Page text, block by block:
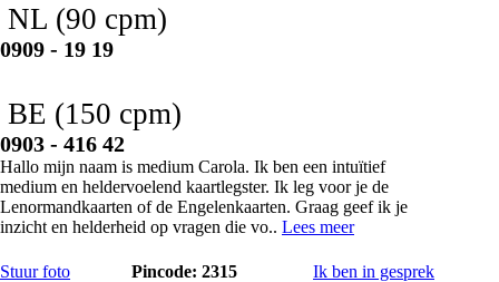
NL (90 cpm)
0909 - 19 19
BE (150 cpm)
0903 - 416 42
Hallo mijn naam is medium Carola. Ik ben een intuïtief
medium en heldervoelend kaartlegster. Ik leg voor je de
Lenormandkaarten of de Engelenkaarten. Graag geef ik je
inzicht en helderheid op vragen die vo.. Lees meer
Stuur foto Pincode: 2315 Ik ben in gesprek